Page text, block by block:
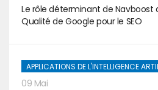
Le rôle déterminant de Navboost
Qualité de Google pour le SEO
APPLICATIONS DE L'INTELLIGENCE
09 Mai